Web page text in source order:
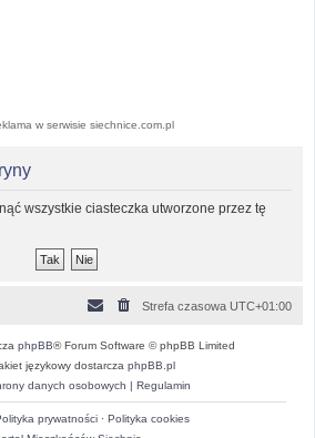
w serwisie siechnice.com.pl
wszystkie ciasteczka utworzone przez tę
Strefa czasowa UTC+01:00
phpBB® Forum Software © phpBB Limited
językowy dostarcza phpBB.pl
danych osobowych | Regulamin
prywatności· Polityka cookies